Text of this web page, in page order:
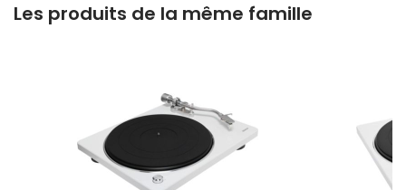
Les produits de la même famille